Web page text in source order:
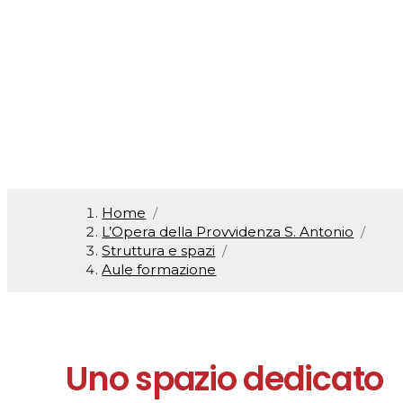
Home /
L’Opera della Provvidenza S. Antonio /
Struttura e spazi /
Aule formazione
Uno spazio dedicato